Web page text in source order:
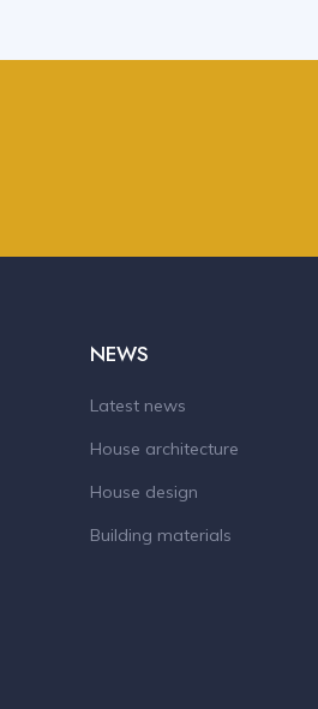
NEWS
Latest news
House architecture
House design
Building materials